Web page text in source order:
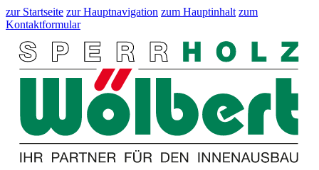
zur Startseite zur Hauptnavigation zum Hauptinhalt zum
Kontaktformular